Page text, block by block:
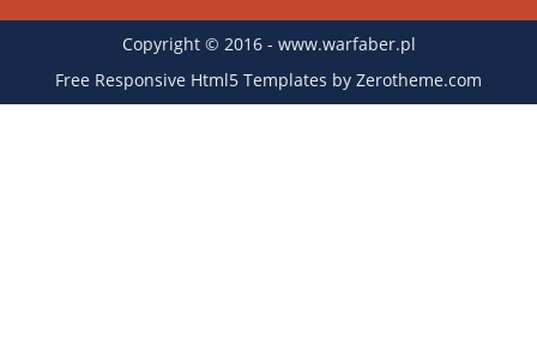
Copyright © 2016 - www.warfaber.pl
Free Responsive Html5 Templates by Zerotheme.com